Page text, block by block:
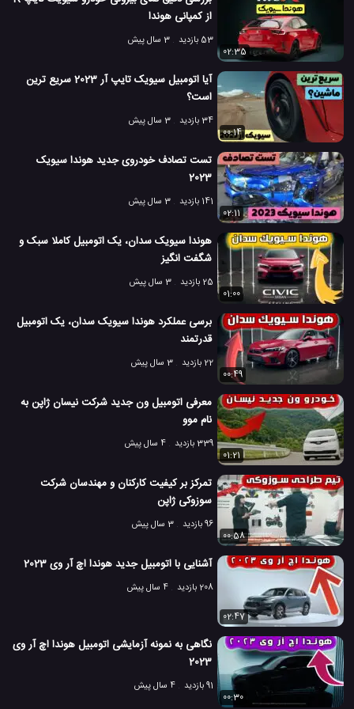
هوندا سیویک 2019 هوندا سیویک 2022
# هوندا سیویک تایپ آر
66 بازدید
4 سال پیش اتومبیل بررسی بررسی ماشین ها ماشین
از کمپانی هوندا
53 بازدید
3 سال پیش
02:35
آیا اتومبیل سیویک تایپ آر 2023 سریع ترین
است؟
34 بازدید
3 سال پیش
00:14
تست تصادف خودروی جدید هوندا سیویک
2023
141 بازدید
3 سال پیش
02:11
هوندا سیویک سدان، یک اتومبیل کاملا سبک و
شگفت انگیز
25 بازدید
3 سال پیش
01:00
برسی عملکرد هوندا سیویک سدان، یک اتومبیل
قدرتمند
22 بازدید
3 سال پیش
00:49
معرفی اتومبیل ون جدید شرکت نیسان ژاپن به
نام موو
339 بازدید
4 سال پیش
01:21
تمرکز بر کیفیت کارکنان و مهندسان شرکت
سوزوکی ژاپن
96 بازدید
3 سال پیش
00:58
آشنایی با اتومبیل جدید هوندا اچ آر وی 2023
208 بازدید 4 سال پیش
02:47
نگاهی به نمونه آزمایشی اتومبیل هوندا اچ آر وی
2023
91 بازدید
4 سال پیش
00:30